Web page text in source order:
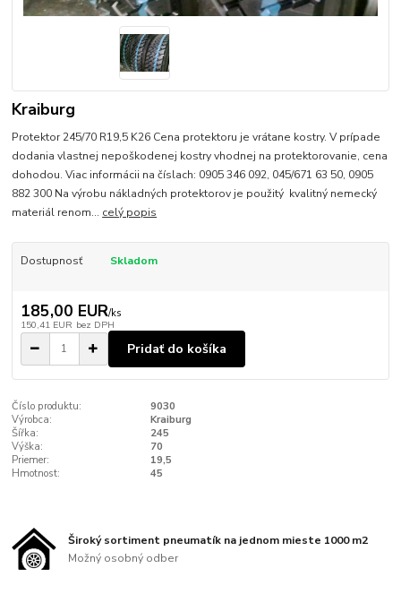
Kraiburg
Protektor 245/70 R19,5 K26 Cena protektoru je vrátane kostry. V prípade
dodania vlastnej nepoškodenej kostry vhodnej na protektorovanie, cena
dohodou. Viac informácii na číslach: 0905 346 092, 045/671 63 50, 0905
882 300 Na výrobu nákladných protektorov je použitý kvalitný nemecký
materiál renom... celý popis
Dostupnosť Skladom
185,00 EUR/ks
150,41 EUR bez DPH
Pridať do košíka
Číslo produktu:
9030
Výrobca:
Kraiburg
Šířka:
245
Výška:
70
Priemer:
19,5
Hmotnost:
45
Široký sortiment pneumatík na jednom mieste 1000 m2
Možný osobný odber